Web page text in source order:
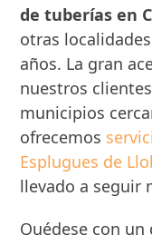
de tuberías en
otras
años. La gran
nuestros
municipios
ofrecemos
Esplugues de
llevado a seguir
Quédese con